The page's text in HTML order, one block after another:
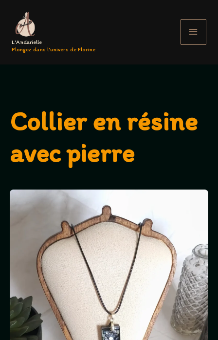
contenu
L'Andarielle
Plongez dans l'univers de Florine
Collier en résine
avec pierre